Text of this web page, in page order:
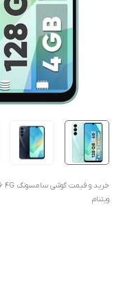
ویتنام